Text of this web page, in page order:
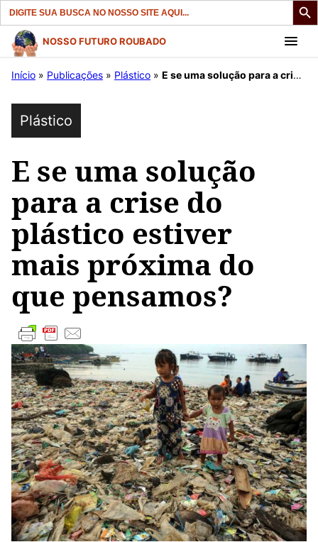
Search
for:
Pular
para
conteúdo
NOSSO FUTURO ROUBADO
Início » Publicações » Plástico » E se uma solução para a crise do plástico estiver mais próxima do que pensamos?
Plástico
E se uma solução
para a crise do
plástico estiver
mais próxima do
que pensamos?